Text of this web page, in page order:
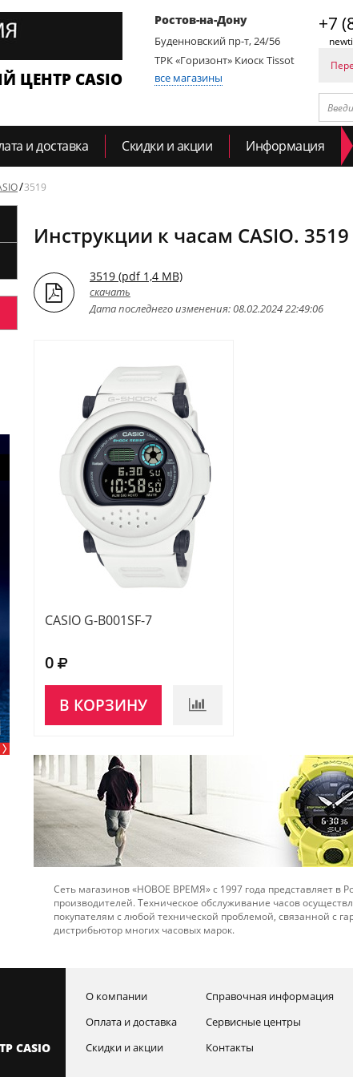
CASIO
Ростов-на-Дону
Буденновский пр-т, 24/56
ТРК «Горизонт» Киоск Tissot
все магазины
+7
и доставка Скидки и акции Информация
3519
Инструкции к часам CASIO. 3519
3519 (pdf 1,4 MB)
скачать
Дата последнего изменения: 08.02.2024 22:49:06
CASIO G-B001SF-7
0
В КОРЗИНУ
Сеть магазинов «НОВОЕ ВРЕМЯ» с 1997 года представляет в
производителей. Техническое обслуживание часов
покупателям с любой технической проблемой, связанной
дистрибьютор многих часовых марок.
CASIO
О компании
Оплата и доставка
Скидки и акции
Справочная информация
Сервисные центры
Контакты